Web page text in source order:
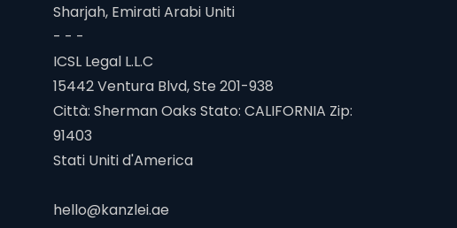
Sharjah, Emirati Arabi Uniti
- - -
ICSL Legal L.L.C
15442 Ventura Blvd, Ste 201-938
Città: Sherman Oaks Stato: CALIFORNIA Zip:
91403
Stati Uniti d'America
hello@kanzlei.ae